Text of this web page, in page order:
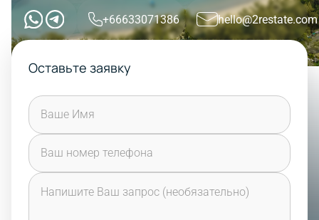
+66633071386 hello@2restate.com
Оставьте заявку